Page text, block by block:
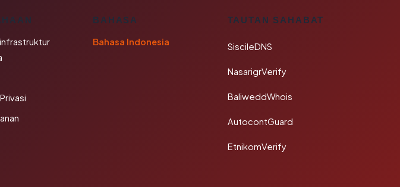
BAHASA
Bahasa Indonesia
TAUTAN SAHABAT
SiscileDNS
NasarigrVerify
BaliweddWhois
AutocontGuard
EtnikomVerify